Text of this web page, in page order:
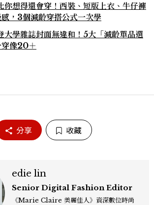
你想得還會穿！西裝、短版上衣、牛仔褲
，3個減齡穿搭公式一次學
大學雜誌封面無違和！5大「減齡單品選
穿像20＋
分享 收藏
edie lin
Senior Digital Fashion Editor
《Marie Claire 美麗佳人》資深數位時尚